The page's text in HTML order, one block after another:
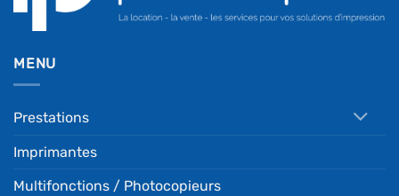
MENU
Prestations
Imprimantes
Multifonctions / Photocopieurs